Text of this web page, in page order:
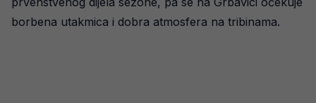
borbena utakmica i dobra atmosfera na tribinama.